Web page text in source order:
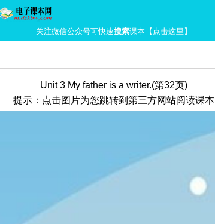
关注微信公众号可快速搜索课本【点击这里】
Unit 3 My father is a writer.(第32页)
提示：点击图片为您跳转到第三方网站阅读课本